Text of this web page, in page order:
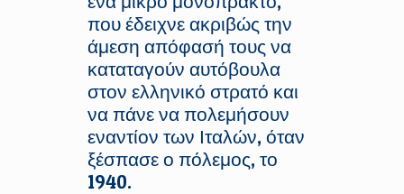
που έδειχνε ακριβώς την
άμεση απόφασή τους να
καταταγούν αυτόβουλα
στον ελληνικό στρατό και
να πάνε να πολεμήσουν
εναντίον των Ιταλών, όταν
ξέσπασε ο πόλεμος, το
1940.